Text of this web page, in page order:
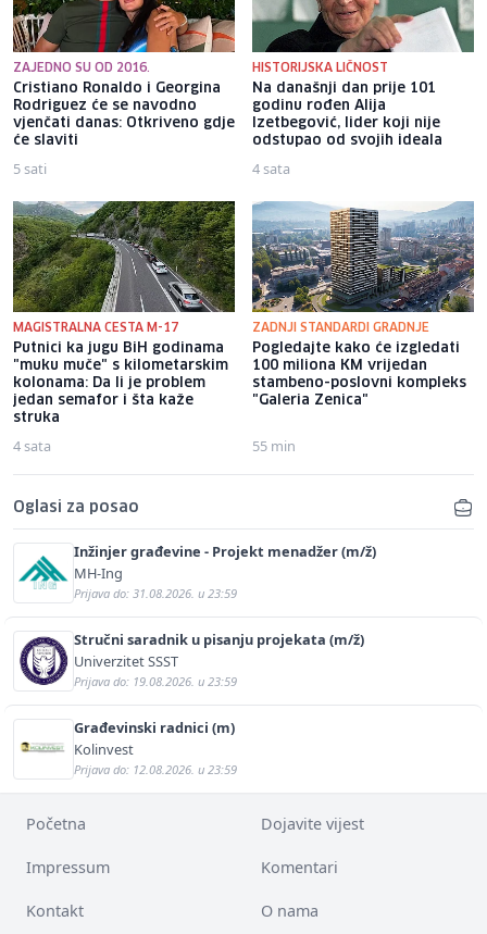
ZAJEDNO SU OD 2016.
Cristiano Ronaldo i Georgina
Rodriguez će se navodno
vjenčati danas: Otkriveno gdje
će slaviti
5 sati
HISTORIJSKA LIČNOST
Na današnji dan prije 101
godinu rođen Alija
Izetbegović, lider koji nije
odstupao od svojih ideala
4 sata
MAGISTRALNA CESTA M-17
Putnici ka jugu BiH godinama
"muku muče" s kilometarskim
kolonama: Da li je problem
jedan semafor i šta kaže
struka
4 sata
ZADNJI STANDARDI GRADNJE
Pogledajte kako će izgledati
100 miliona KM vrijedan
stambeno-poslovni kompleks
"Galeria Zenica"
55 min
Oglasi za posao
Inžinjer građevine - Projekt menadžer (m/ž)
MH-Ing
Prijava do: 31.08.2026. u 23:59
Stručni saradnik u pisanju projekata (m/ž)
Univerzitet SSST
Prijava do: 19.08.2026. u 23:59
Građevinski radnici (m)
Kolinvest
Prijava do: 12.08.2026. u 23:59
Početna Dojavite vijest
Impressum Komentari
Kontakt O nama